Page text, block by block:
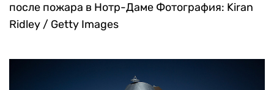
после пожара в Нотр-ДамеФотография: Kiran